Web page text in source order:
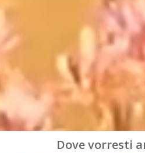
Dove vorresti